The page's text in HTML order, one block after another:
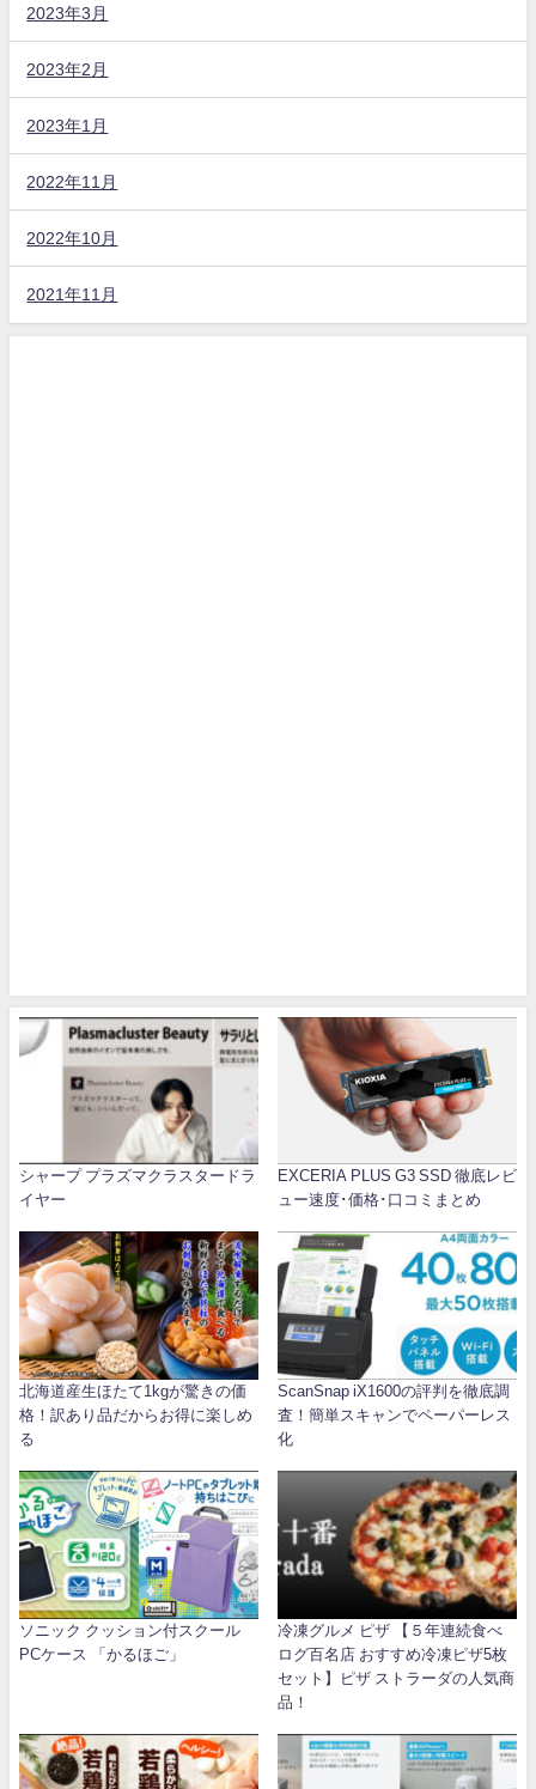
2023年3月
2023年2月
2023年1月
2022年11月
2022年10月
2021年11月
シャープ プラズマクラスタードラ
イヤー
EXCERIA PLUS G3 SSD 徹底レビ
ュー速度･価格･口コミまとめ
北海道産生ほたて1kgが驚きの価
格！訳あり品だからお得に楽しめ
る
ScanSnap iX1600の評判を徹底調
査！簡単スキャンでペーパーレス
化
ソニック クッション付スクール
PCケース 「かるほご」
冷凍グルメ ピザ 【５年連続食べ
ログ百名店 おすすめ冷凍ピザ5枚
セット】ピザ ストラーダの人気商
品！